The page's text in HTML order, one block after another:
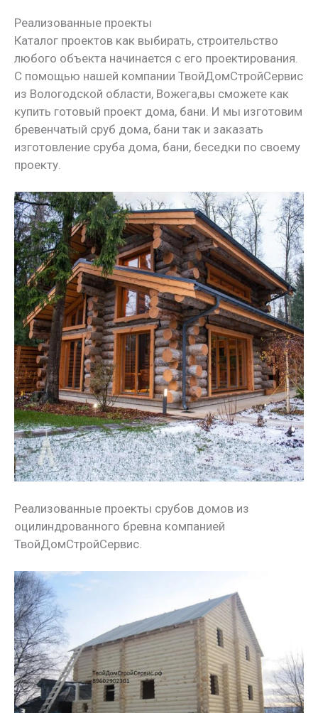
Реализованные проекты
Каталог проектов как выбирать, строительство
любого объекта начинается с его проектирования.
С помощью нашей компании ТвойДомСтройСервис
из Вологодской области, Вожега,вы сможете как
купить готовый проект дома, бани. И мы изготовим
бревенчатый сруб дома, бани так и заказать
изготовление сруба дома, бани, беседки по своему
проекту.
Реализованные проекты срубов домов из
оцилиндрованного бревна компанией
ТвойДомСтройСервис.